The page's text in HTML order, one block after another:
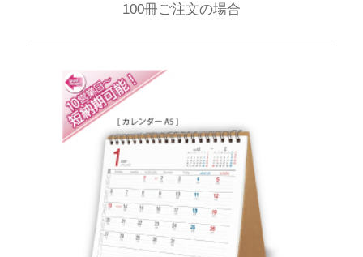
100冊ご注文の場合